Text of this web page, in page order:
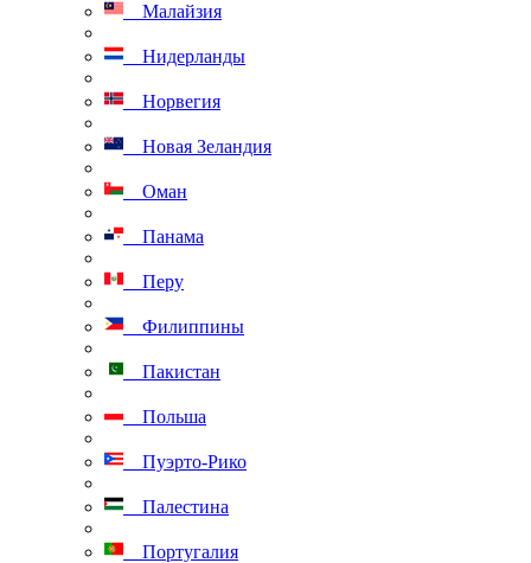
Малайзия
Нидерланды
Норвегия
Новая Зеландия
Оман
Панама
Перу
Филиппины
Пакистан
Польша
Пуэрто-Рико
Палестина
Португалия